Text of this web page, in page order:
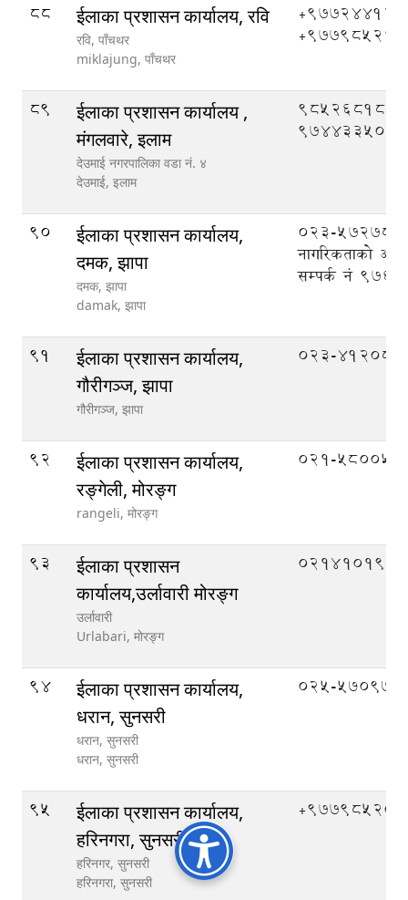
88 ईलाका प्रशासन कार्यालय, रवि
रवि, पाँचथर
miklajung, पाँचथर
89
ईलाका प्रशासन कार्यालय ,
मंगलवारे, इलाम
देउमाई नगरपालिका वडा नं. ४
देउमाई, इलाम
9744335089
90
ईलाका प्रशासन कार्यालय,
दमक, झापा
दमक, झापा
damak, झापा
023-572789,
नागरिकताको
सम्पर्क नं
91
ईलाका प्रशासन कार्यालय,
गौरीगञ्ज, झापा
गौरीगञ्ज, झापा
023-412087
92
ईलाका प्रशासन कार्यालय,
रङ्गेली, मोरङ्ग
rangeli, मोरङ्ग
०२१-५८००५६
93
ईलाका प्रशासन
कार्यालय,उर्लावारी मोरङ्ग
उर्लावारी
Urlabari, मोरङ्ग
०२१४१०१९९
94
ईलाका प्रशासन कार्यालय,
धरान, सुनसरी
धरान, सुनसरी
धरान, सुनसरी
०२५-५७०९७०
95
ईलाका प्रशासन कार्यालय,
हरिनगरा, सुनसरी
हरिनगर, सुनसरी
हरिनगरा, सुनसरी